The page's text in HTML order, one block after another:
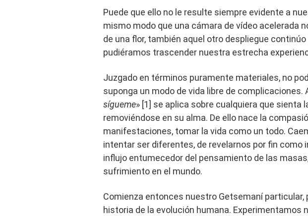
Puede que ello no le resulte siempre evidente a
mismo modo que una cámara de vídeo acelerada
de una flor, también aquel otro despliegue
pudiéramos trascender nuestra estrecha
Juzgado en términos puramente materiales, no
suponga un modo de vida libre de complicaciones.
sígueme» [1] se aplica sobre cualquiera que sienta
removiéndose en su alma. De ello nace la
manifestaciones, tomar la vida como un todo.
intentar ser diferentes, de revelarnos por fin como
influjo entumecedor del pensamiento de las
sufrimiento en el mundo.
Comienza entonces nuestro Getsemaní particular,
historia de la evolución humana. Experimentamos